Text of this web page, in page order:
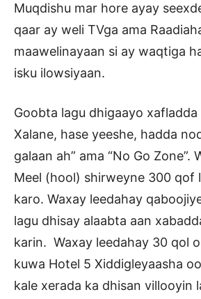
Muqdishu mar hore ayay
qaar ay weli TVga ama
maawelinayaan si ay waqtiga
isku ilowsiyaan.
Goobta lagu dhigaayo xafladda
Xalane, hase yeeshe, hadda
galaan ah” ama “No Go Zone”.
Meel (hool) shirweyne 300 qof
karo. Waxay leedahay
lagu dhisay alaabta aan
karin. Waxay leedahay 30 qol
kuwa Hotel 5 Xiddigleyaasha
kale xerada ka dhisan villooyin